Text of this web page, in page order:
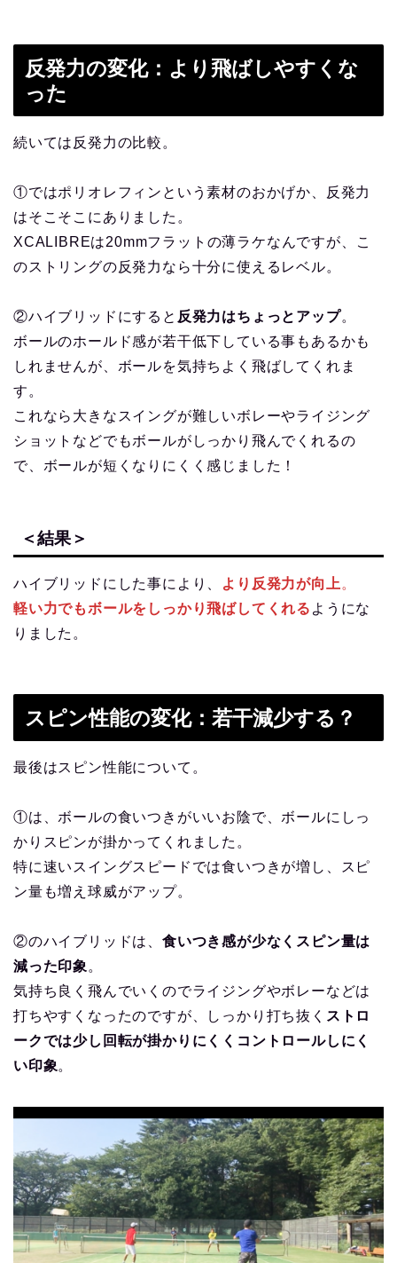
反発力の変化：より飛ばしやすくな
った
続いては反発力の比較。
①ではポリオレフィンという素材のおかげか、反発力
はそこそこにありました。
XCALIBREは20mmフラットの薄ラケなんですが、こ
のストリングの反発力なら十分に使えるレベル。
②ハイブリッドにすると 反発力はちょっとアップ。
ボールのホールド感が若干低下している事もあるかも
しれませんが、ボールを気持ちよく飛ばしてくれま
す。
これなら大きなスイングが難しいボレーやライジング
ショットなどでもボールがしっかり飛んでくれるの
で、ボールが短くなりにくく感じました！
＜結果＞
ハイブリッドにした事により、 より反発力が向上 。
軽い力でもボールをしっかり飛ばしてくれる ようにな
りました。
スピン性能の変化：若干減少する？
最後はスピン性能について。
①は、ボールの食いつきがいいお陰で、ボールにしっ
かりスピンが掛かってくれました。
特に速いスイングスピードでは食いつきが増し、スピ
ン量も増え球威がアップ。
②のハイブリッドは、 食いつき感が少なくスピン量は
減った印象。
気持ち良く飛んでいくのでライジングやボレーなどは
打ちやすくなったのですが、しっかり打ち抜く ストロ
ークでは少し回転が掛かりにくくコントロールしにく
い印象。